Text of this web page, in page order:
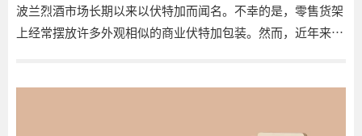
波兰烈酒市场长期以来以伏特加而闻名。不幸的是，零售货架
上经常摆放许多外观相似的商业伏特加包装。然而，近年来，